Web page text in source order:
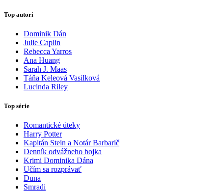
Top autori
Dominik Dán
Julie Caplin
Rebecca Yarros
Ana Huang
Sarah J. Maas
Táňa Keleová Vasilková
Lucinda Riley
Top série
Romantické úteky
Harry Potter
Kapitán Stein a Notár Barbarič
Denník odvážneho bojka
Krimi Dominika Dána
Učím sa rozprávať
Duna
Smradi